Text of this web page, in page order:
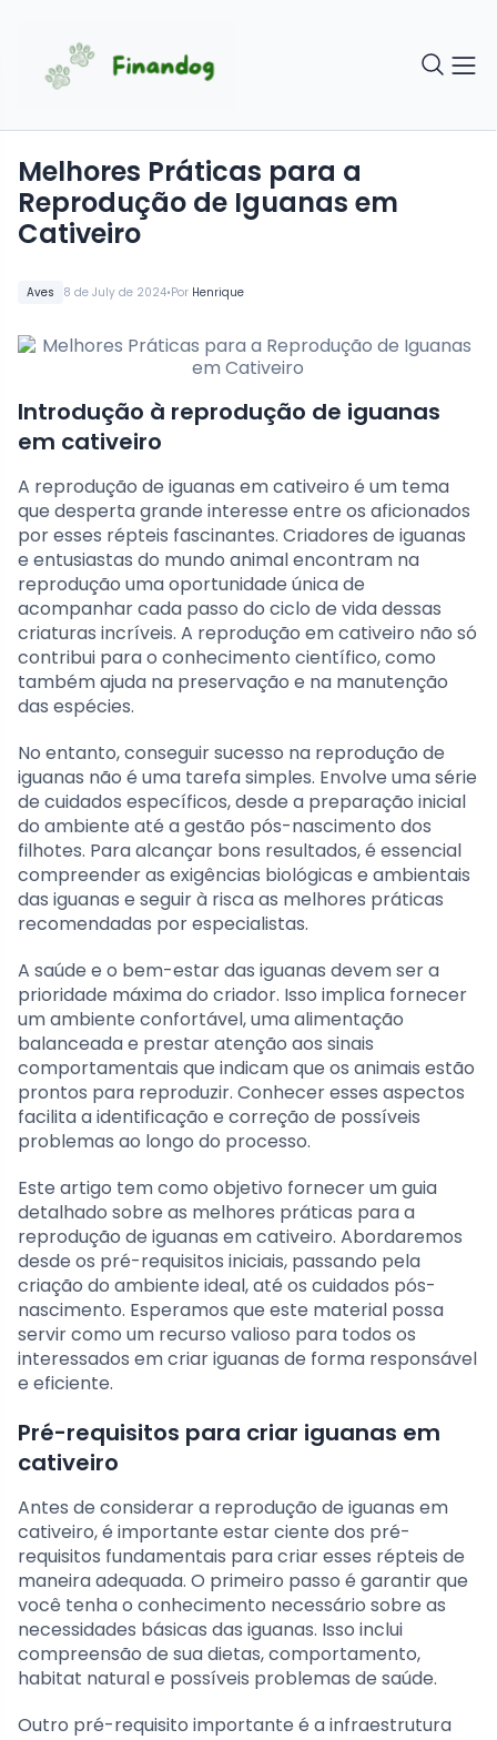
Aves 8 de July de 2024•Por Henrique
Melhores Práticas para a
Reprodução de Iguanas em
Cativeiro
Introdução à reprodução de iguanas
em cativeiro
A reprodução de iguanas em cativeiro é um tema
que desperta grande interesse entre os aficionados
por esses répteis fascinantes. Criadores de iguanas
e entusiastas do mundo animal encontram na
reprodução uma oportunidade única de
acompanhar cada passo do ciclo de vida dessas
criaturas incríveis. A reprodução em cativeiro não só
contribui para o conhecimento científico, como
também ajuda na preservação e na manutenção
das espécies.
No entanto, conseguir sucesso na reprodução de
iguanas não é uma tarefa simples. Envolve uma série
de cuidados específicos, desde a preparação inicial
do ambiente até a gestão pós-nascimento dos
filhotes. Para alcançar bons resultados, é essencial
compreender as exigências biológicas e ambientais
das iguanas e seguir à risca as melhores práticas
recomendadas por especialistas.
A saúde e o bem-estar das iguanas devem ser a
prioridade máxima do criador. Isso implica fornecer
um ambiente confortável, uma alimentação
balanceada e prestar atenção aos sinais
comportamentais que indicam que os animais estão
prontos para reproduzir. Conhecer esses aspectos
facilita a identificação e correção de possíveis
problemas ao longo do processo.
Este artigo tem como objetivo fornecer um guia
detalhado sobre as melhores práticas para a
reprodução de iguanas em cativeiro. Abordaremos
desde os pré-requisitos iniciais, passando pela
criação do ambiente ideal, até os cuidados pós-
nascimento. Esperamos que este material possa
servir como um recurso valioso para todos os
interessados em criar iguanas de forma responsável
e eficiente.
Pré-requisitos para criar iguanas em
cativeiro
Antes de considerar a reprodução de iguanas em
cativeiro, é importante estar ciente dos pré-
requisitos fundamentais para criar esses répteis de
maneira adequada. O primeiro passo é garantir que
você tenha o conhecimento necessário sobre as
necessidades básicas das iguanas. Isso inclui
compreensão de sua dietas, comportamento,
habitat natural e possíveis problemas de saúde.
Outro pré-requisito importante é a infraestrutura